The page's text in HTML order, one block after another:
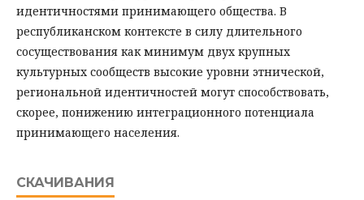
идентичностями принимающего общества. В
республиканском контексте в силу длительного
сосуществования как минимум двух крупных
культурных сообществ высокие уровни этнической,
региональной идентичностей могут способствовать,
скорее, понижению интеграционного потенциала
принимающего населения.
СКАЧИВАНИЯ